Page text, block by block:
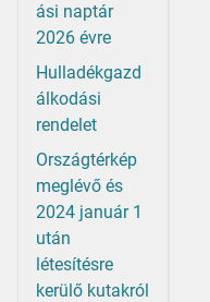
ási naptár
2026 évre
Hulladékgazd
álkodási
rendelet
Országtérkép
meglévő és
2024 január 1
után
létesítésre
kerülő kutakról